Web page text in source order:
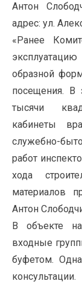
Антон
адрес: ул.
«Ранее
образной
посещения.
тысячи
кабинеты
служебно-
работ
хода
материалов
Антон
В объекте
входные
буфетом.